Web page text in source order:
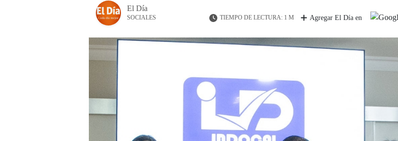
El Día
SOCIALES TIEMPO DE LECTURA: 1 M Agregar El Día en